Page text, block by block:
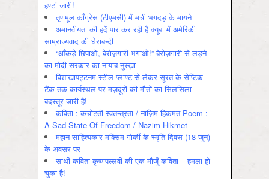
हण्ट’ जारी!
तृणमूल काँग्रेस (टीएमसी) में मची भगदड़ के मायने
अमानवीयता की हदें पार कर रही है क्यूबा में अमेरिकी
साम्राज्यवाद की घेराबन्दी
“आँकड़े छिपाओ, बेरोज़गारी भगाओ!” बेरोज़गारी से लड़ने
का मोदी सरकार का नायाब नुस्ख़ा
विशाखापट्टनम स्टील प्लाण्ट से लेकर सूरत के सेप्टिक
टैंक तक कार्यस्थल पर मज़दूरों की मौतों का सिलसिला
बदस्तूर जारी है!
कविता : कचोटती स्वतन्त्रता / नाज़िम हिकमत Poem :
A Sad State Of Freedom / Nazim Hikmet
महान साहित्यकार मक्सिम गोर्की के स्मृति दिवस (18 जून)
के अवसर पर
साथी कविता कृष्णपल्लवी की एक मौजूँ कविता – हमला हो
चुका है!